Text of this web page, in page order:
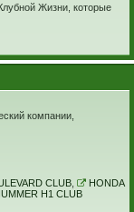
Жизни, которые
компании,
CLUB,
HONDA
H1 CLUB